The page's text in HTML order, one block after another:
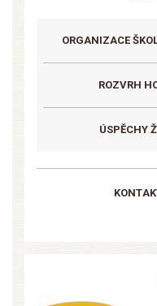
ORGANIZACE
ROZVRH
ÚSPĚCHY